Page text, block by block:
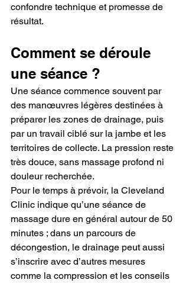
confondre technique et promesse de
résultat.
Comment se déroule
une séance ?
Une séance commence souvent par
des manœuvres légères destinées à
préparer les zones de drainage, puis
par un travail ciblé sur la jambe et les
territoires de collecte. La pression reste
très douce, sans massage profond ni
douleur recherchée.
Pour le temps à prévoir, la Cleveland
Clinic indique qu’une séance de
massage dure en général autour de 50
minutes ; dans un parcours de
décongestion, le drainage peut aussi
s’inscrire avec d’autres mesures
comme la compression et les conseils